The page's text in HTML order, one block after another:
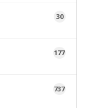
30
177
737